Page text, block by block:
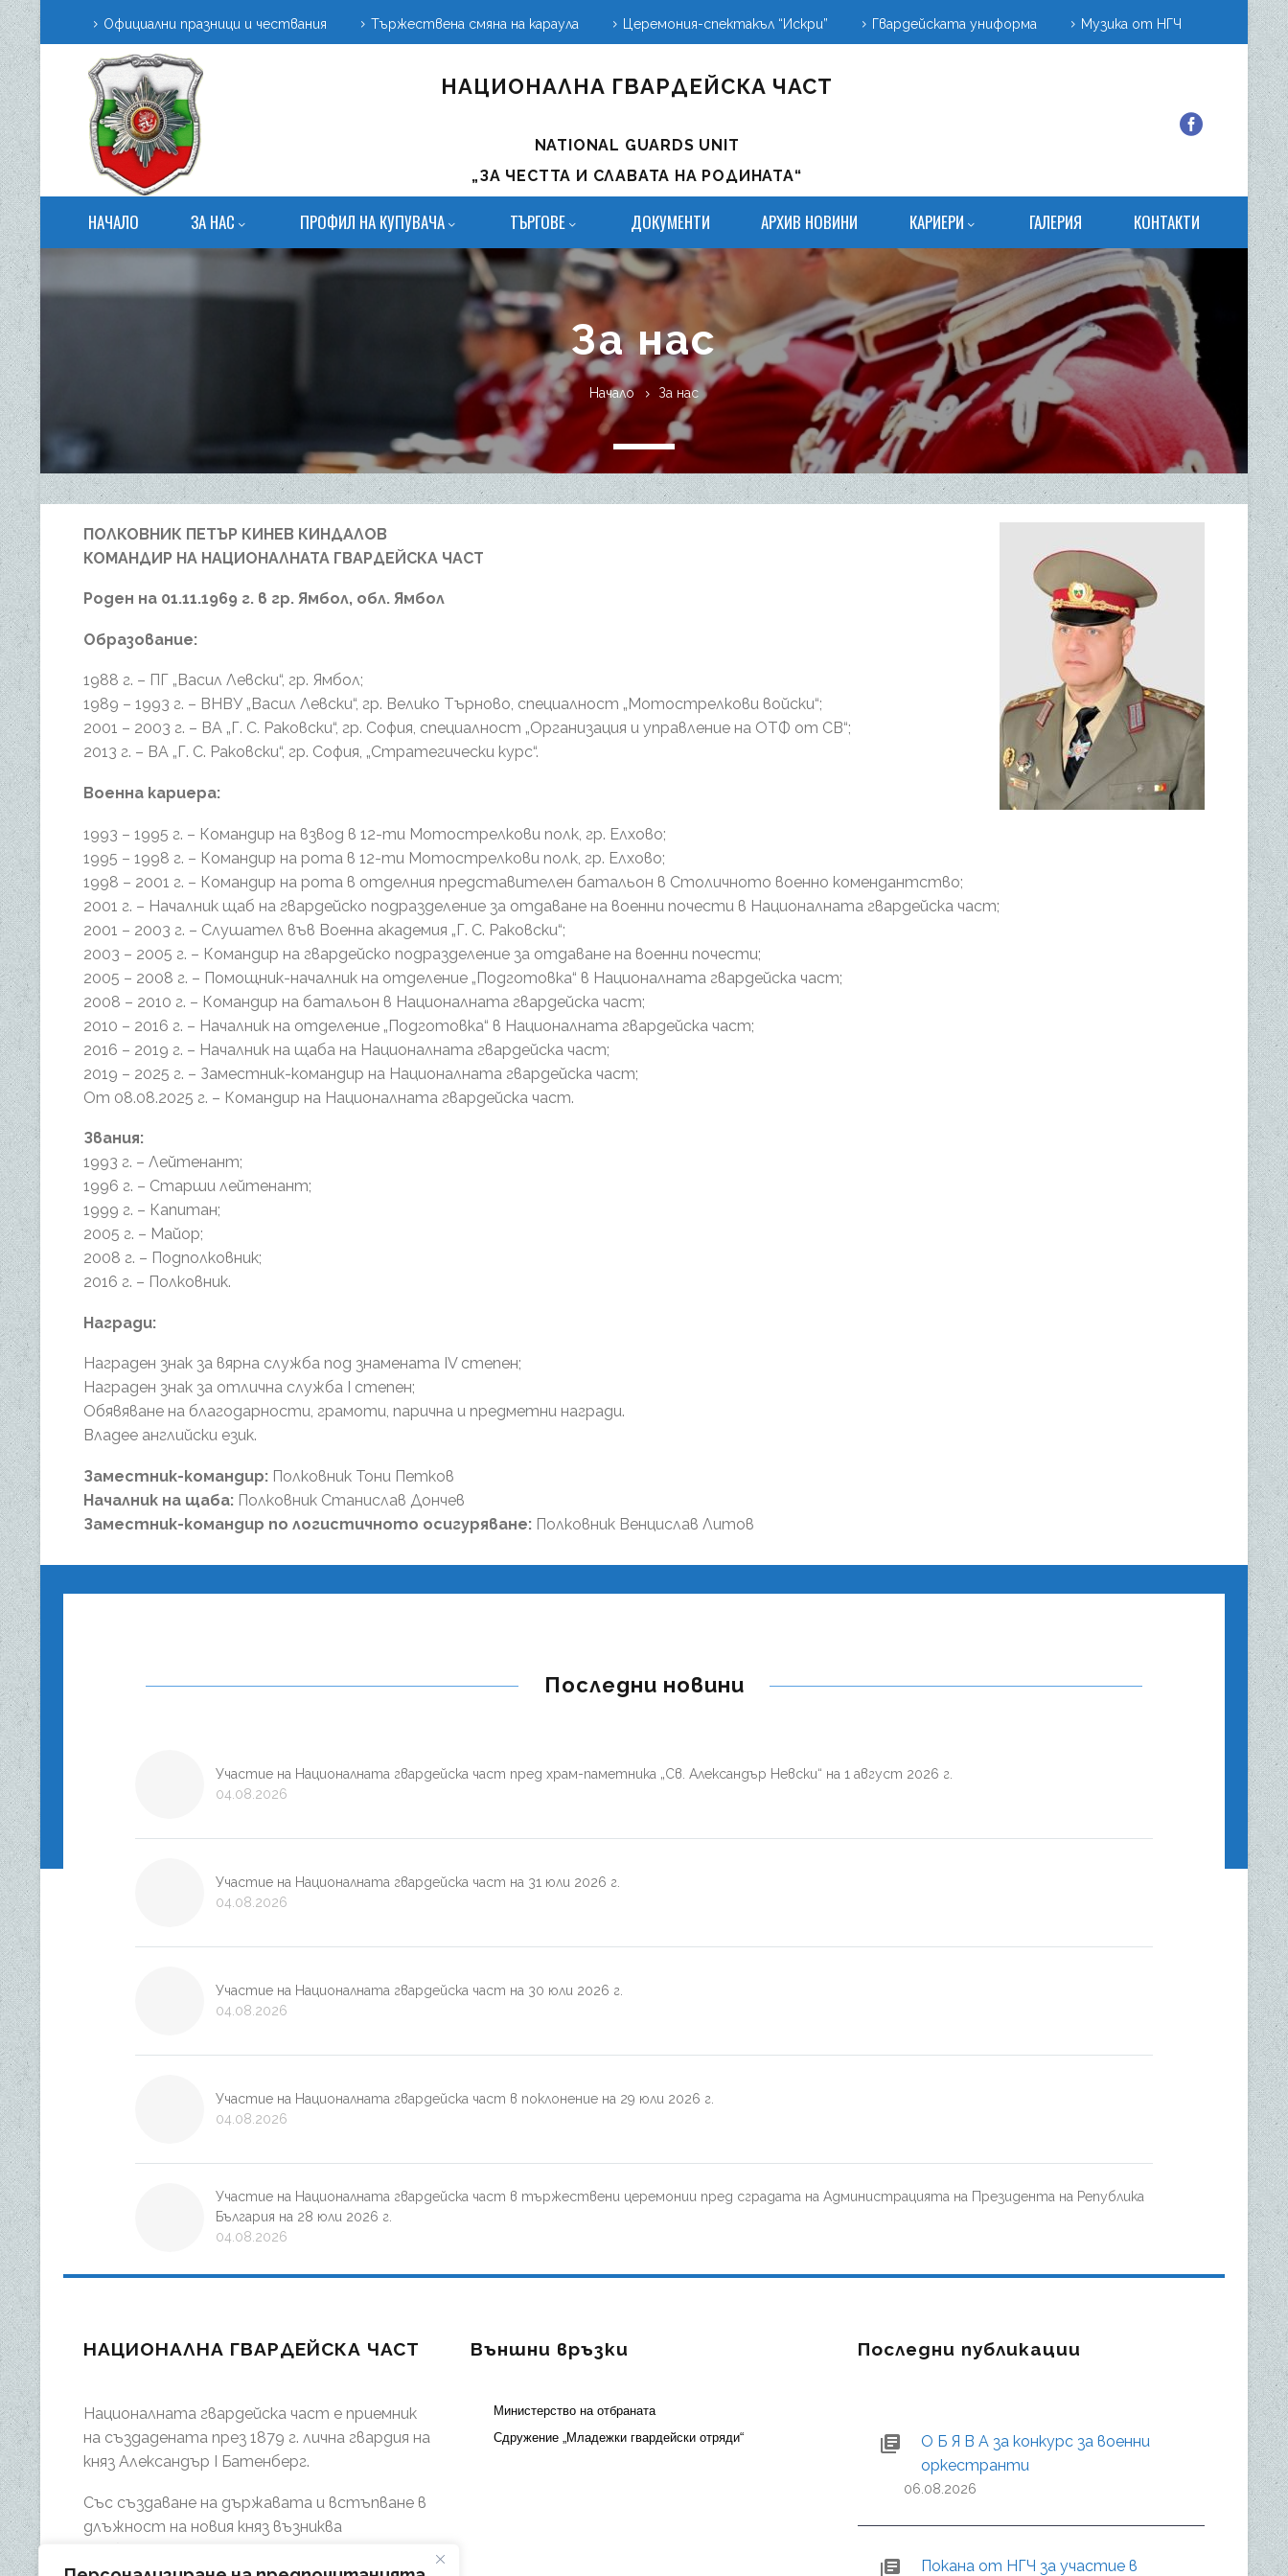
Официални празници и чествания Тържествена смяна на караула Церемония-спектакъл “Искри” Гвардейската униформа Музика от НГЧ
НАЦИОНАЛНА ГВАРДЕЙСКА ЧАСТ
NATIONAL GUARDS UNIT
„ЗА ЧЕСТТА И СЛАВАТА НА РОДИНАТА“
НАЧАЛО ЗА НАС ПРОФИЛ НА КУПУВАЧА ТЪРГОВЕ ДОКУМЕНТИ АРХИВ НОВИНИ КАРИЕРИ ГАЛЕРИЯ КОНТАКТИ
За нас
Начало За нас
ПОЛКОВНИК ПЕТЪР КИНЕВ КИНДАЛОВ
КОМАНДИР НА НАЦИОНАЛНАТА ГВАРДЕЙСКА ЧАСТ
Роден на 01.11.1969 г. в гр. Ямбол, обл. Ямбол
Образование:
1988 г. – ПГ „Васил Левски“, гр. Ямбол;
1989 – 1993 г. – ВНВУ „Васил Левски“, гр. Велико Търново, специалност „Мотострелкови войски“;
2001 – 2003 г. – ВА „Г. С. Раковски“, гр. София, специалност „Организация и управление на ОТФ от СВ“;
2013 г. – ВА „Г. С. Раковски“, гр. София, „Стратегически курс“.
Военна кариера:
1993 – 1995 г. – Командир на взвод в 12-ти Мотострелкови полк, гр. Елхово;
1995 – 1998 г. – Командир на рота в 12-ти Мотострелкови полк, гр. Елхово;
1998 – 2001 г. – Командир на рота в отделния представителен батальон в Столичното военно комендантство;
2001 г. – Началник щаб на гвардейско подразделение за отдаване на военни почести в Националната гвардейска част;
2001 – 2003 г. – Слушател във Военна академия „Г. С. Раковски“;
2003 – 2005 г. – Командир на гвардейско подразделение за отдаване на военни почести;
2005 – 2008 г. – Помощник-началник на отделение „Подготовка“ в Националната гвардейска част;
2008 – 2010 г. – Командир на батальон в Националната гвардейска част;
2010 – 2016 г. – Началник на отделение „Подготовка“ в Националната гвардейска част;
2016 – 2019 г. – Началник на щаба на Националната гвардейска част;
2019 – 2025 г. – Заместник-командир на Националната гвардейска част;
От 08.08.2025 г. – Командир на Националната гвардейска част.
Звания:
1993 г. – Лейтенант;
1996 г. – Старши лейтенант;
1999 г. – Капитан;
2005 г. – Майор;
2008 г. – Подполковник;
2016 г. – Полковник.
Награди:
Награден знак за вярна служба под знамената IV степен;
Награден знак за отлична служба I степен;
Обявяване на благодарности, грамоти, парична и предметни награди.
Владее английски език.
Заместник-командир: Полковник Тони Петков
Началник на щаба: Полковник Станислав Дончев
Заместник-командир по логистичното осигуряване: Полковник Венцислав Литов
Последни новини
Участие на Националната гвардейска част пред храм-паметника „Св. Александър Невски“ на 1 август 2026 г.
04.08.2026
Участие на Националната гвардейска част на 31 юли 2026 г.
04.08.2026
Участие на Националната гвардейска част на 30 юли 2026 г.
04.08.2026
Участие на Националната гвардейска част в поклонение на 29 юли 2026 г.
04.08.2026
Участие на Националната гвардейска част в тържествени церемонии пред сградата на Администрацията на Президента на Република
България на 28 юли 2026 г.
04.08.2026
НАЦИОНАЛНА ГВАРДЕЙСКА ЧАСТ
Националната гвардейска част е приемник
на създадената през 1879 г. лична гвардия на
княз Александър І Батенберг.
Със създаване на държавата и встъпване в
длъжност на новия княз възниква
Външни връзки
Министерство на отбраната
Сдружение „Младежки гвардейски отряди“
Последни публикации
О Б Я В А за конкурс за военни
оркестранти
06.08.2026
Покана от НГЧ за участие в